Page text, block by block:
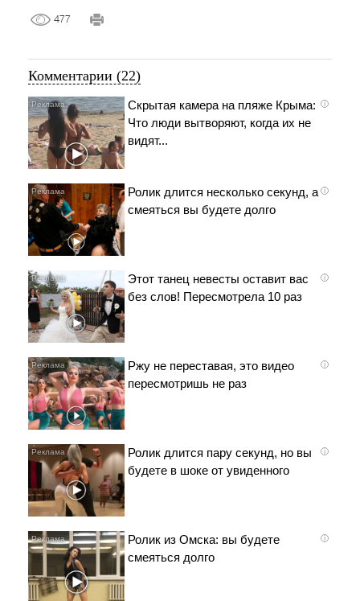
477
Комментарии (22)
i
Скрытая камера на пляже Крыма:
Что люди вытворяют, когда их не
видят...
i
Ролик длится несколько секунд, а
смеяться вы будете долго
i
Этот танец невесты оставит вас
без слов! Пересмотрела 10 раз
i
Ржу не переставая, это видео
пересмотришь не раз
i
Ролик длится пару секунд, но вы
будете в шоке от увиденного
i
Ролик из Омска: вы будете
смеяться долго